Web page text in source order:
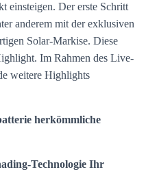
einsteigen. Der erste Schritt
anderem mit der exklusiven
Solar-Markise. Diese
Im Rahmen des Live-
weitere Highlights
herkömmliche
Technologie Ihr